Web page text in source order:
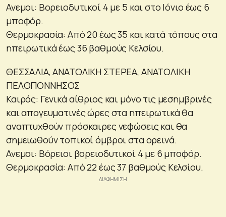
Ανεμοι: Βορειοδυτικοί 4 με 5 και στο Ιόνιο έως 6
μποφόρ.
Θερμοκρασία: Από 20 έως 35 και κατά τόπους στα
ηπειρωτικά έως 36 βαθμούς Κελσίου.
ΘΕΣΣΑΛΙΑ, ΑΝΑΤΟΛΙΚΗ ΣΤΕΡΕΑ, ΑΝΑΤΟΛΙΚΗ
ΠΕΛΟΠΟΝΝΗΣΟΣ
Καιρός: Γενικά αίθριος και μόνο τις μεσημβρινές
και απογευματινές ώρες στα ηπειρωτικά θα
αναπτυχθούν πρόσκαιρες νεφώσεις και θα
σημειωθούν τοπικοί όμβροι στα ορεινά.
Ανεμοι: Βόρειοι βορειοδυτικοί 4 με 6 μποφόρ.
Θερμοκρασία: Από 22 έως 37 βαθμούς Κελσίου.